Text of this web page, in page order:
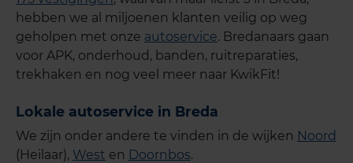
hebben we al miljoenen klanten veilig op weg
geholpen met onze autoservice. Bredanaars gaan
voor APK, onderhoud, banden, ruitreparaties,
trekhaken en nog veel meer naar KwikFit!
Lokale autoservice in Breda
We zijn onder andere te vinden in de wijken Noord
(Heilaar), West en Doornbos.